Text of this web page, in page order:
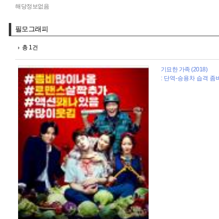
해당정보없음
필모그래피
총 1건
기묘한 가족 (2018)
: 단역-승용차 습격 좀